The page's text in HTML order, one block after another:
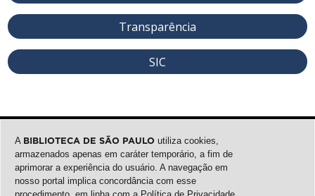
Transparência
SIC
A BIBLIOTECA DE SÃO PAULO utiliza cookies,
armazenados apenas em caráter temporário, a fim de
aprimorar a experiência do usuário. A navegação em
nosso portal implica concordância com esse